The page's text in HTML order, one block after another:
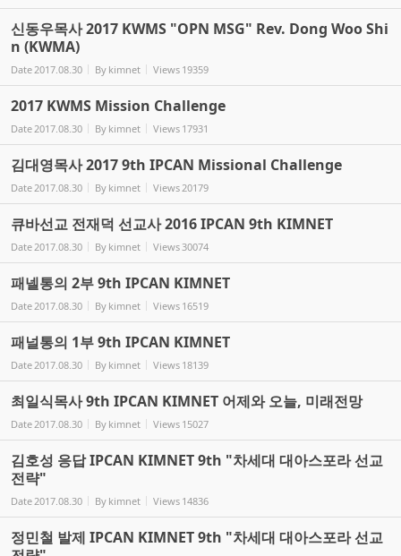
신동우목사 2017 KWMS "OPN MSG" Rev. Dong Woo Shi
n (KWMA)
Date 2017.08.30 By kimnet Views 19359
2017 KWMS Mission Challenge
Date 2017.08.30 By kimnet Views 17931
김대영목사 2017 9th IPCAN Missional Challenge
Date 2017.08.30 By kimnet Views 20179
큐바선교 전재덕 선교사 2016 IPCAN 9th KIMNET
Date 2017.08.30 By kimnet Views 30074
패넬통의 2부 9th IPCAN KIMNET
Date 2017.08.30 By kimnet Views 16519
패널통의 1부 9th IPCAN KIMNET
Date 2017.08.30 By kimnet Views 18139
최일식목사 9th IPCAN KIMNET 어제와 오늘, 미래전망
Date 2017.08.30 By kimnet Views 15027
김호성 응답 IPCAN KIMNET 9th "차세대 대아스포라 선교
전략"
Date 2017.08.30 By kimnet Views 14836
정민철 발제 IPCAN KIMNET 9th "차세대 대아스포라 선교